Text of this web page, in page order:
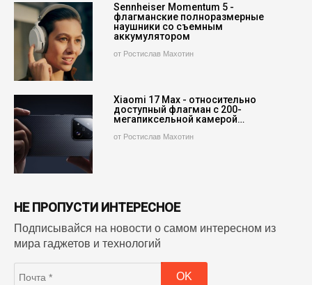
Sennheiser Momentum 5 -
флагманские полноразмерные
наушники со съемным
аккумулятором
от Ростислав Махотин
Xiaomi 17 Max - относительно
доступный флагман с 200-
мегапиксельной камерой…
от Ростислав Махотин
НЕ ПРОПУСТИ ИНТЕРЕСНОЕ
Подписывайся на новости о самом интересном из
мира гаджетов и технологий